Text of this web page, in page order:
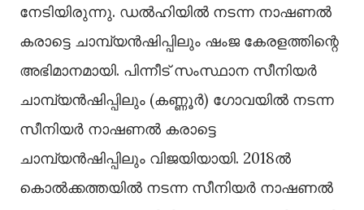
നേടിയിരുന്നു. ഡൽഹിയിൽ നടന്ന നാഷണൽ
കരാട്ടെ ചാമ്പ്യൻഷിപ്പിലും ഷംജ കേരളത്തിന്റെ
അഭിമാനമായി. പിന്നീട്‌ സംസ്ഥാന സീനിയർ
ചാമ്പ്യൻഷിപ്പിലും (കണ്ണൂർ) ഗോവയിൽ നടന്ന
സീനിയർ നാഷണൽ കരാട്ടെ
ചാമ്പ്യൻഷിപ്പിലും വിജയിയായി. 2018ൽ
കൊൽക്കത്തയിൽ നടന്ന സീനിയർ നാഷണൽ